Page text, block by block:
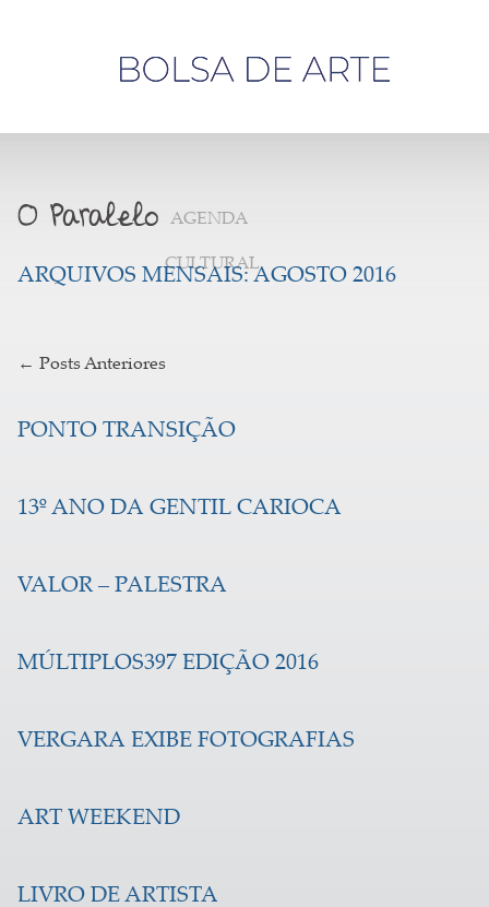
AGENDA
CULTURAL
ARQUIVOS MENSAIS: AGOSTO 2016
← Posts Anteriores
PONTO TRANSIÇÃO
13º ANO DA GENTIL CARIOCA
VALOR – PALESTRA
MÚLTIPLOS397 EDIÇÃO 2016
VERGARA EXIBE FOTOGRAFIAS
ART WEEKEND
LIVRO DE ARTISTA